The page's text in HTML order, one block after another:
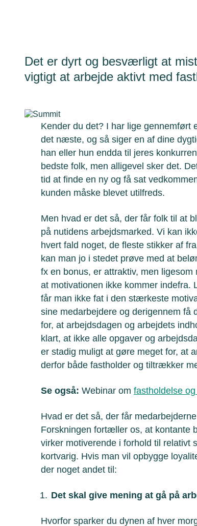
Det er dyrt og besværligt at
vigtigt at arbejde aktivt med
Kender du det? I har lige gennemført
det næste, og så siger en af dine
han eller hun endda til jeres
bedste folk, men alligevel sker det.
tid at finde en ny og få sat
kunden måske blevet utilfreds.
Men hvad er det så, der får folk til at
på nutidens arbejdsmarked. Vi kan
hvert fald noget, de fleste stikker af
kan man jo i stedet prøve med at
fx en bonus, er attraktiv, men
at motivationen ikke kommer indefra.
får man ikke fat i den stærkeste
sine medarbejdere og derigennem få
for, at arbejdsdagen og arbejdets
klart, at ikke alle opgaver og
er stadig muligt at gøre meget for, at
derfor både fastholder og tiltrækker
Se også: Webinar om fastholdelse
Hvad er det så, der får
Forskningen fortæller os, at kontante
virker motiverende i forhold til relativt
kortvarig. Hvis man vil opbygge
der noget andet til:
Det skal give mening at gå på
Hvorfor sparker du dynen af hver